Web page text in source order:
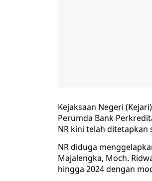
Kejaksaan Negeri
Perumda Bank
NR kini telah ditetapkan
NR diduga
Majalengka, Moch.
hingga 2024 dengan